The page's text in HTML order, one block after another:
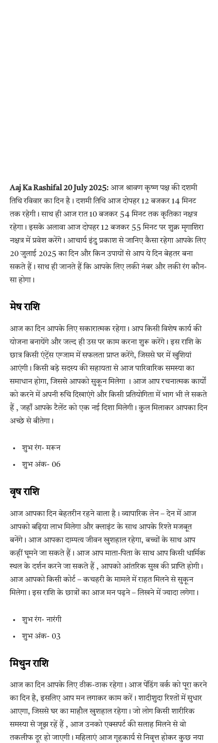
Aaj Ka Rashifal 20 July 2025: आज श्रावण कृष्ण पक्ष की दशमी
तिथि रविवार का दिन है। दशमी तिथि आज दोपहर 12 बजकर 14 मिनट
तक रहेगी। साथ ही आज रात 10 बजकर 54 मिनट तक कृतिका नक्षत्र
रहेगा। इसके अलावा आज दोपहर 12 बजकर 55 मिनट पर शुक्र मृगाशिरा
नक्षत्र में प्रवेश करेंगे। आचार्य इंदु प्रकाश से जानिए कैसा रहेगा आपके लिए
20 जुलाई 2025 का दिन और किन उपायों से आप ये दिन बेहतर बना
सकते हैं। साथ ही जानते हैं कि आपके लिए लकी नंबर और लकी रंग कौन-
सा होगा।
मेष राशि
आज का दिन आपके लिए सकारात्मक रहेगा। आप किसी विशेष कार्य की
योजना बनायेंगे और जल्द ही उस पर काम करना शुरू करेंगे। इस राशि के
छात्र किसी एंट्रेंस एग्जाम में सफलता प्राप्त करेंगे, जिससे घर में खुशियां
आएंगी। किसी बड़े सदस्य की सहायता से आज पारिवारिक समस्या का
समाधान होगा, जिससे आपको सुकून मिलेगा । आज आप रचनात्मक कार्यों
को करने में अपनी रुचि दिखाएंगे और किसी प्रतियोगिता में भाग भी ले सकते
हैं , जहाँ आपके टैलेंट को एक नई दिशा मिलेगी। कुल मिलाकर आपका दिन
अच्छे से बीतेगा।
शुभ रंग- मरून
शुभ अंक- 06
वृष राशि
आज आपका दिन बेहतरीन रहने वाला है। व्यापारिक लेन – देन में आज
आपको बढ़िया लाभ मिलेगा और क्लाइंट के साथ आपके रिश्ते मजबूत
बनेंगे। आज आपका दाम्पत्य जीवन खुशहाल रहेगा, बच्चों के साथ आप
कहीं घूमने जा सकते हैं। आज आप माता-पिता के साथ आप किसी धार्मिक
स्थल के दर्शन करने जा सकते हैं , आपको आंतरिक सुख की प्राप्ति होगी।
आज आपको किसी कोर्ट – कचहरी के मामले में राहत मिलने से सुकून
मिलेगा। इस राशि के छात्रों का आज मन पढ़ने – लिखने में ज्यादा लगेगा।
शुभ रंग- नारंगी
शुभ अंक- 03
मिथुन राशि
आज का दिन आपके लिए ठीक-ठाक रहेगा। आज पेंडिंग वर्क को पूरा करने
का दिन है, इसलिए आप मन लगाकर काम करें। शादीशुदा रिश्तों में सुधार
आएगा, जिससे घर का माहौल खुशहाल रहेगा। जो लोग किसी शारीरिक
समस्या से जूझ रहें हैं , आज उनको एक्सपर्ट की सलाह मिलने से वो
तकलीफ दूर हो जाएगी। महिलाएं आज गृहकार्य से निवृत्त होकर कुछ नया